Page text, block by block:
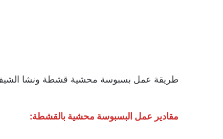
طريقة عمل بسبوسة محشية قشطة ونشا
مقادير عمل البسبوسة محشية بالقشطة: